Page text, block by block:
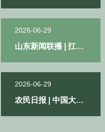
韭属植物野生居群
2026-06-29
山东新闻联播 | 扛牢
以奋进姿态提升农业
综合生产能力和质量
效益
2026-06-29
农民日报 | 中国大蒜
2025-12-10
【山农大家说】全球
望育成
2025-12-02
【山农大家说】樊新